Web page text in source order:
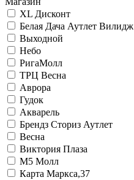
XL Дисконт
Белая Дача Аутлет Вилидж
Выходной
Небо
РигаМолл
ТРЦ Весна
Аврора
Гудок
Акварель
Брендз Сториз Аутлет
Весна
Виктория Плаза
М5 Молл
Карта Маркса,37